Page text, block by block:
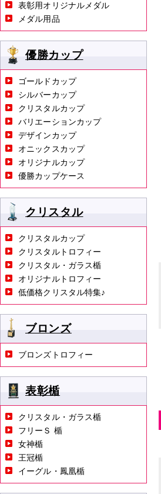
表彰用オリジナルメダル
メダル用品
優勝カップ
ゴールドカップ
シルバーカップ
クリスタルカップ
バリエーションカップ
デザインカップ
オニックスカップ
オリジナルカップ
優勝カップケース
クリスタル
クリスタルカップ
クリスタルトロフィー
クリスタル・ガラス楯
オリジナルトロフィー
低価格クリスタル特集♪
ブロンズ
ブロンズトロフィー
表彰楯
クリスタル・ガラス楯
フリーＳ 楯
女神楯
王冠楯
イーグル・鳳凰楯